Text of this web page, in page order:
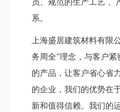
员、规范的生产工艺 、
系。
上海盛居建筑材料有限
务周全”理念，与客户
的产品，让客户省心省
的企业，我们的优势在
新和值得信赖。我们的